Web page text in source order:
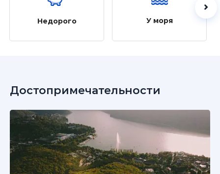
Недорого У моря
Достопримечательности